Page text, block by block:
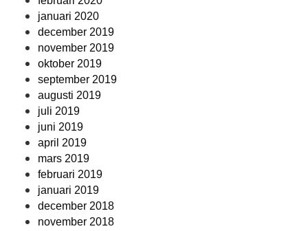
januari 2020
december 2019
november 2019
oktober 2019
september 2019
augusti 2019
juli 2019
juni 2019
april 2019
mars 2019
februari 2019
januari 2019
december 2018
november 2018